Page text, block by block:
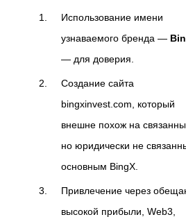
Использование имени
узнаваемого бренда —
— для доверия.
Создание сайта
bingxinvest.com, который
внешне похож на
но юридически не
основным BingX.
Привлечение через
высокой прибыли, Web3,